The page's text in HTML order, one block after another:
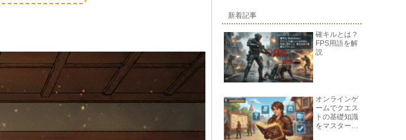
新着記事
確キルとは？
FPS用語を解
説
オンラインゲ
ームでクエス
トの基礎知識
をマスターし